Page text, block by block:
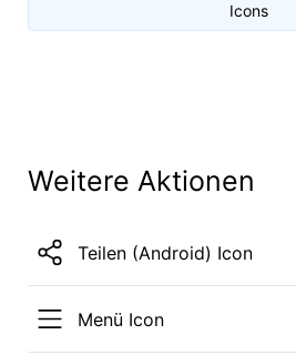
Icons
Weitere Aktionen
Teilen (Android) Icon
Menü Icon